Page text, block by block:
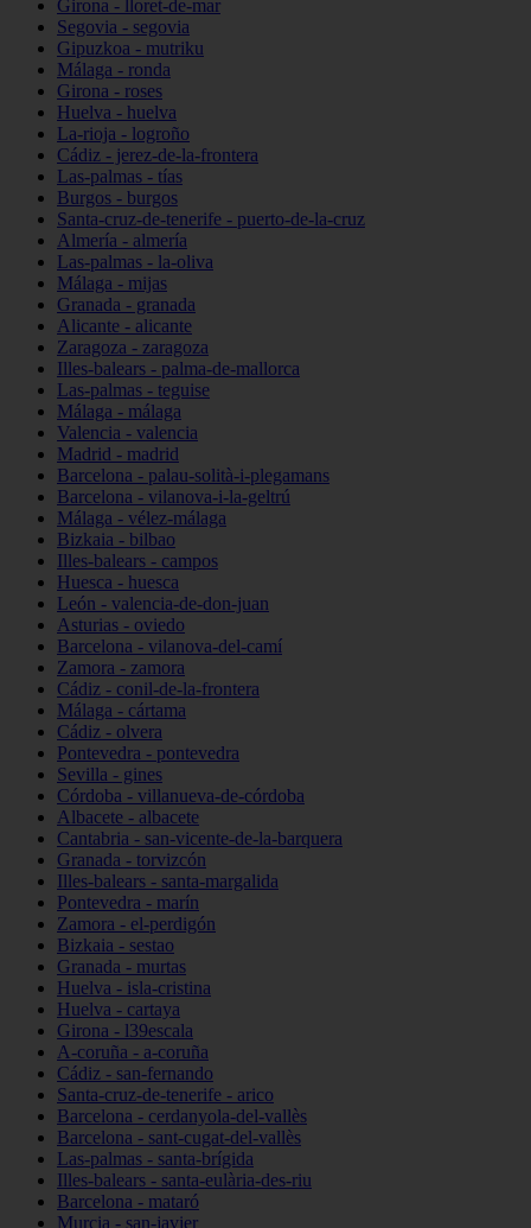
Girona - lloret-de-mar
Segovia - segovia
Gipuzkoa - mutriku
Málaga - ronda
Girona - roses
Huelva - huelva
La-rioja - logroño
Cádiz - jerez-de-la-frontera
Las-palmas - tías
Burgos - burgos
Santa-cruz-de-tenerife - puerto-de-la-cruz
Almería - almería
Las-palmas - la-oliva
Málaga - mijas
Granada - granada
Alicante - alicante
Zaragoza - zaragoza
Illes-balears - palma-de-mallorca
Las-palmas - teguise
Málaga - málaga
Valencia - valencia
Madrid - madrid
Barcelona - palau-solità-i-plegamans
Barcelona - vilanova-i-la-geltrú
Málaga - vélez-málaga
Bizkaia - bilbao
Illes-balears - campos
Huesca - huesca
León - valencia-de-don-juan
Asturias - oviedo
Barcelona - vilanova-del-camí
Zamora - zamora
Cádiz - conil-de-la-frontera
Málaga - cártama
Cádiz - olvera
Pontevedra - pontevedra
Sevilla - gines
Córdoba - villanueva-de-córdoba
Albacete - albacete
Cantabria - san-vicente-de-la-barquera
Granada - torvizcón
Illes-balears - santa-margalida
Pontevedra - marín
Zamora - el-perdigón
Bizkaia - sestao
Granada - murtas
Huelva - isla-cristina
Huelva - cartaya
Girona - l39escala
A-coruña - a-coruña
Cádiz - san-fernando
Santa-cruz-de-tenerife - arico
Barcelona - cerdanyola-del-vallès
Barcelona - sant-cugat-del-vallès
Las-palmas - santa-brígida
Illes-balears - santa-eulària-des-riu
Barcelona - mataró
Murcia - san-javier